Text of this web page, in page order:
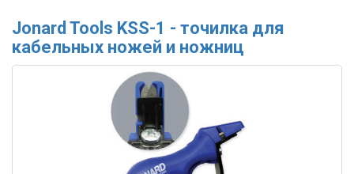
Jonard Tools KSS-1 - точилка для
кабельных ножей и ножниц